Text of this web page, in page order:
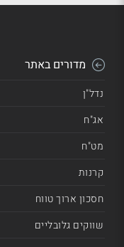
מדורים באתר
נדל"ן
אג"ח
מט"ח
קרנות
חסכון ארוך טווח
שווקים גלובליים